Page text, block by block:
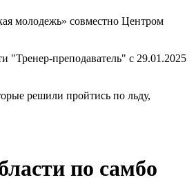
молодежь» совместно Центром
преподаватель" с 29.01.2025
решили пройтись по льду,
по самбо